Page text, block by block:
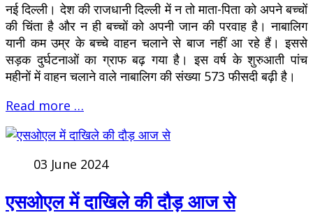
नई दिल्ली। देश की राजधानी दिल्ली में न तो माता-पिता को अपने बच्चों
की चिंता है और न ही बच्चों को अपनी जान की परवाह है। नाबालिग
यानी कम उम्र के बच्चे वाहन चलाने से बाज नहीं आ रहे हैं। इससे
सड़क दुर्घटनाओं का ग्राफ बढ़ गया है। इस वर्ष के शुरुआती पांच
महीनों में वाहन चलाने वाले नाबालिग की संख्या 573 फीसदी बढ़ी है।
Read more …
03 June 2024
एसओएल में दाखिले की दौड़ आज से